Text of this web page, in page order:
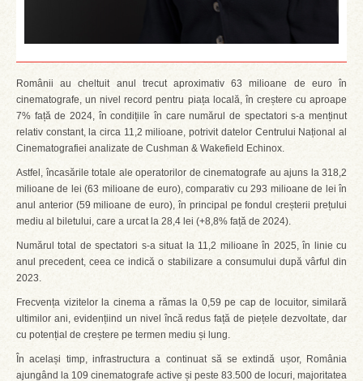
Românii au cheltuit anul trecut aproximativ 63 milioane de euro în
cinematografe, un nivel record pentru piața locală, în creștere cu aproape
7% față de 2024, în condițiile în care numărul de spectatori s-a menținut
relativ constant, la circa 11,2 milioane, potrivit datelor Centrului Național al
Cinematografiei analizate de Cushman & Wakefield Echinox.
Astfel, încasările totale ale operatorilor de cinematografe au ajuns la 318,2
milioane de lei (63 milioane de euro), comparativ cu 293 milioane de lei în
anul anterior (59 milioane de euro), în principal pe fondul creșterii prețului
mediu al biletului, care a urcat la 28,4 lei (+8,8% față de 2024).
Numărul total de spectatori s-a situat la 11,2 milioane în 2025, în linie cu
anul precedent, ceea ce indică o stabilizare a consumului după vârful din
2023.
Frecvența vizitelor la cinema a rămas la 0,59 pe cap de locuitor, similară
ultimilor ani, evidențiind un nivel încă redus față de piețele dezvoltate, dar
cu potențial de creștere pe termen mediu și lung.
În același timp, infrastructura a continuat să se extindă ușor, România
ajungând la 109 cinematografe active și peste 83.500 de locuri, majoritatea